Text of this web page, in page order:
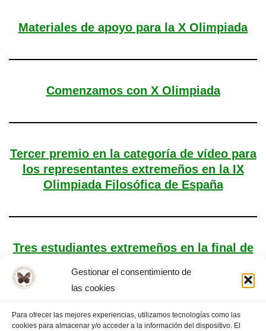
Gestionar el consentimiento de
las cookies
Para ofrecer las mejores experiencias, utilizamos tecnologías como las
cookies para almacenar y/o acceder a la información del dispositivo. El
Materiales de apoyo para la X Olimpiada
Comenzamos con X Olimpiada
Tercer premio en la categoría de vídeo para
los representantes extremeños en la IX
Olimpiada Filosófica de España
Tres estudiantes extremeños en la final de
la IX Olimpiada de Filosofía de España